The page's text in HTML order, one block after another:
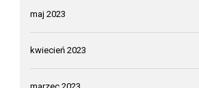
maj 2023
kwiecień 2023